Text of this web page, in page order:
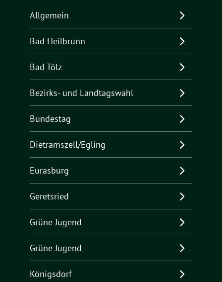
Allgemein
Bad Heilbrunn
Bad Tölz
Bezirks- und Landtagswahl
Bundestag
Dietramszell/Egling
Eurasburg
Geretsried
Grüne Jugend
Grüne Jugend
Königsdorf